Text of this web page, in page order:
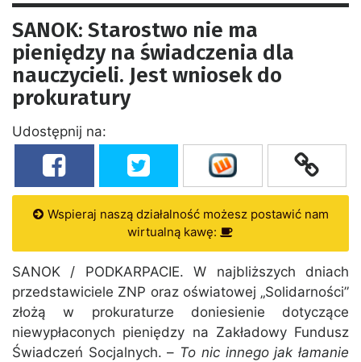
SANOK: Starostwo nie ma
pieniędzy na świadczenia dla
nauczycieli. Jest wniosek do
prokuratury
Udostępnij na:
Wspieraj naszą działalność możesz postawić nam
wirtualną kawę:
SANOK / PODKARPACIE. W najbliższych dniach
przedstawiciele ZNP oraz oświatowej „Solidarności”
złożą w prokuraturze doniesienie dotyczące
niewypłaconych pieniędzy na Zakładowy Fundusz
Świadczeń Socjalnych. – To nic innego jak łamanie